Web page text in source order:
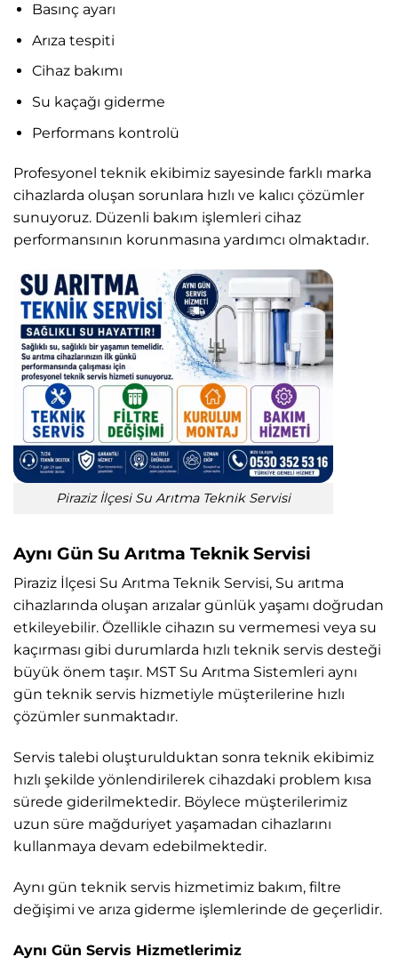
Basınç ayarı
Arıza tespiti
Cihaz bakımı
Su kaçağı giderme
Performans kontrolü
Profesyonel teknik ekibimiz sayesinde farklı marka
cihazlarda oluşan sorunlara hızlı ve kalıcı çözümler
sunuyoruz. Düzenli bakım işlemleri cihaz
performansının korunmasına yardımcı olmaktadır.
Piraziz İlçesi Su Arıtma Teknik Servisi
Aynı Gün Su Arıtma Teknik Servisi
Piraziz İlçesi Su Arıtma Teknik Servisi, Su arıtma
cihazlarında oluşan arızalar günlük yaşamı doğrudan
etkileyebilir. Özellikle cihazın su vermemesi veya su
kaçırması gibi durumlarda hızlı teknik servis desteği
büyük önem taşır. MST Su Arıtma Sistemleri aynı
gün teknik servis hizmetiyle müşterilerine hızlı
çözümler sunmaktadır.
Servis talebi oluşturulduktan sonra teknik ekibimiz
hızlı şekilde yönlendirilerek cihazdaki problem kısa
sürede giderilmektedir. Böylece müşterilerimiz
uzun süre mağduriyet yaşamadan cihazlarını
kullanmaya devam edebilmektedir.
Aynı gün teknik servis hizmetimiz bakım, filtre
değişimi ve arıza giderme işlemlerinde de geçerlidir.
Aynı Gün Servis Hizmetlerimiz